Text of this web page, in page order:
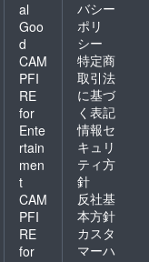
al
Goo
d
CAM
PFI
RE
for
Ente
rtain
men
t
CAM
PFI
RE
for
バシー
ポリ
シー
特定商
取引法
に基づ
く表記
情報セ
キュリ
ティ方
針
反社基
本方針
カスタ
マーハ